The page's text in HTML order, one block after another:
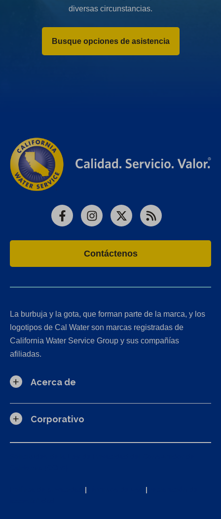
diversas circunstancias.
Busque opciones de asistencia
FacebookInstagram
X RSS
Contáctenos
La burbuja y la gota, que forman parte de la marca, y los
logotipos de Cal Water son marcas registradas de
California Water Service Group y sus compañías
afiliadas.
Acerca de
Corporativo
| |